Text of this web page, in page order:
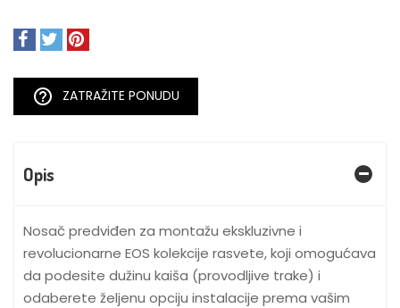
help_outline ZATRAŽITE PONUDU
Opis
Nosač predviđen za montažu ekskluzivne i
revolucionarne EOS kolekcije rasvete, koji omogućava
da podesite dužinu kaiša (provodljive trake) i
odaberete željenu opciju instalacije prema vašim